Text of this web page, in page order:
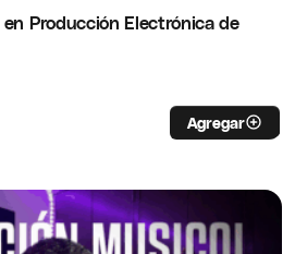
Producción Electrónica de
Agregar